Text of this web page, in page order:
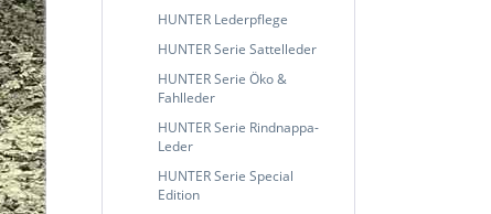
HUNTER Lederpflege
HUNTER Serie Sattelleder
HUNTER Serie Öko &
Fahlleder
HUNTER Serie Rindnappa-
Leder
HUNTER Serie Special
Edition